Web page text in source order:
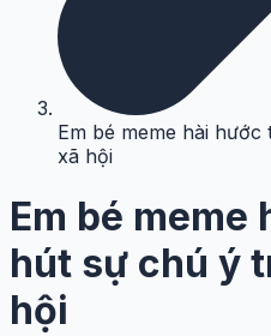
Em bé meme hài
xã hội
Em bé meme
hút sự chú ý
hội